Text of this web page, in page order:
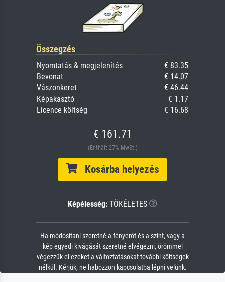
Összegzés
Nyomtatás & megjelenítés
€ 83.35
Bevonat
€ 14.07
Vászonkeret
€ 46.44
Képakasztó
€ 1.17
Licence költség
€ 16.68
€ 161.71
(Enthält 27% MwSt.)
Kosárba helyezés
Képélesség: TÖKÉLETES
Ha módosítani szeretné a fényerőt és a színt, vagy a
kép egyedi kivágását szeretné elvégezni, örömmel
végezzük el ezeket a változtatásokat további költségek
nélkül. Kérjük, ne habozzon kapcsolatba lépni velünk.